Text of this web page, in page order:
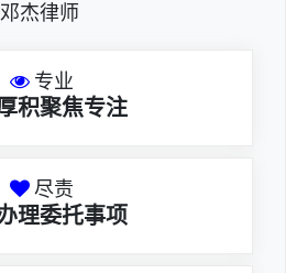
邓杰律师
专业
积聚焦专注
尽责
理委托事项